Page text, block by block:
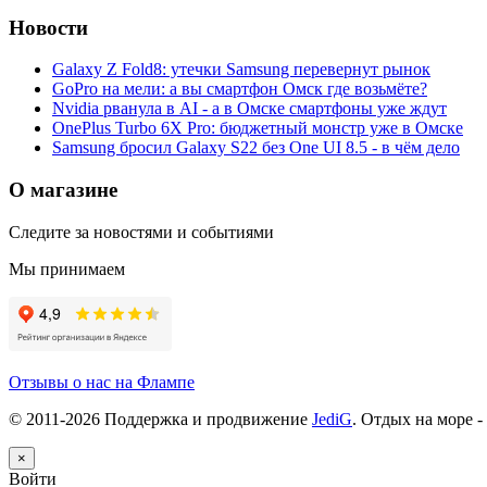
Новости
Galaxy Z Fold8: утечки Samsung перевернут рынок
GoPro на мели: а вы смартфон Омск где возьмёте?
Nvidia рванула в AI - а в Омске смартфоны уже ждут
OnePlus Turbo 6X Pro: бюджетный монстр уже в Омске
Samsung бросил Galaxy S22 без One UI 8.5 - в чём дело
О магазине
Следите за новостями и событиями
Мы принимаем
Отзывы о нас на Флампе
© 2011-2026 Поддержка и продвижение JediG. Отдых на море -
×
Войти